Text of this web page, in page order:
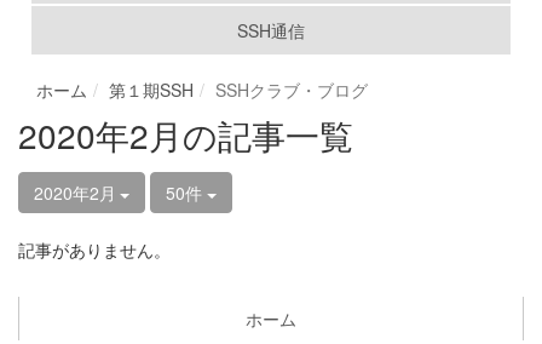
SSH通信
ホーム 第１期SSH SSHクラブ・ブログ
2020年2月の記事一覧
2020年2月 50件
記事がありません。
ホーム